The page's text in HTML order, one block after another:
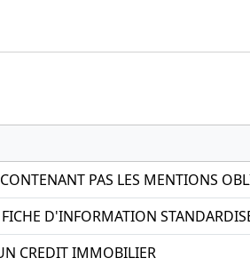
PAS LES MENTIONS
D'INFORMATION
CREDIT IMMOBILIER